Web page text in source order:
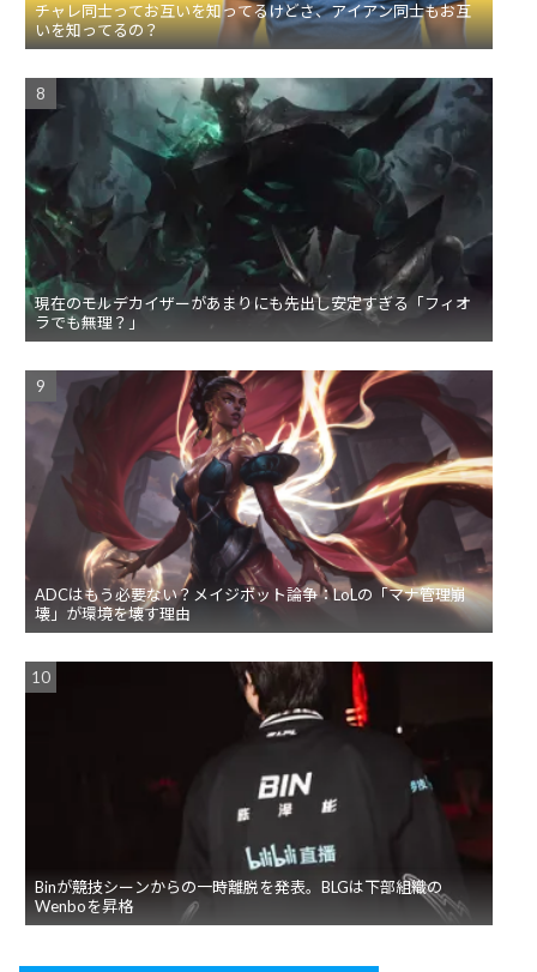
チャレ同士ってお互いを知ってるけどさ、アイアン同士もお互
いを知ってるの？
現在のモルデカイザーがあまりにも先出し安定すぎる「フィオ
ラでも無理？」
ADCはもう必要ない？メイジボット論争：LoLの「マナ管理崩
壊」が環境を壊す理由
Binが競技シーンからの一時離脱を発表。BLGは下部組織の
Wenboを昇格